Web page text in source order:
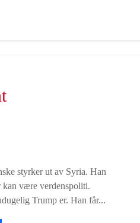
styrker ut av Syria. Han
være verdenspoliti.
Trump er. Han får...